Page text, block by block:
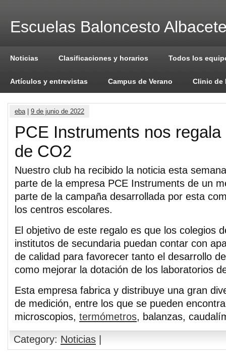
Escuelas Baloncesto
Noticias Clasificaciones y horarios Todos los
Artículos y entrevistas Campus de Verano Clinic de
eba| 9 de junio de 2022
PCE Instruments nos
de CO2
Nuestro club ha recibido la noticia esta
parte de la empresa PCE Instruments de un
parte de la campaña desarrollada por esta
los centros escolares.
El objetivo de este regalo es que los colegios
institutos de secundaria puedan contar con
de calidad para favorecer tanto el desarrollo
como mejorar la dotación de los laboratorios
Esta empresa fabrica y distribuye una gran
de medición, entre los que se pueden
microscopios, termómetros, balanzas,
Category: Noticias